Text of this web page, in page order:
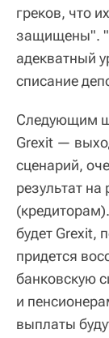
греков, что
защищены".
адекватный
списание
Следующим
Grexit —
сценарий,
результат на
будет Grexit,
придется
банковскую
и
выплаты